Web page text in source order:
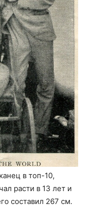
в топ-10,
расти в 13 лет и
составил 267 см.